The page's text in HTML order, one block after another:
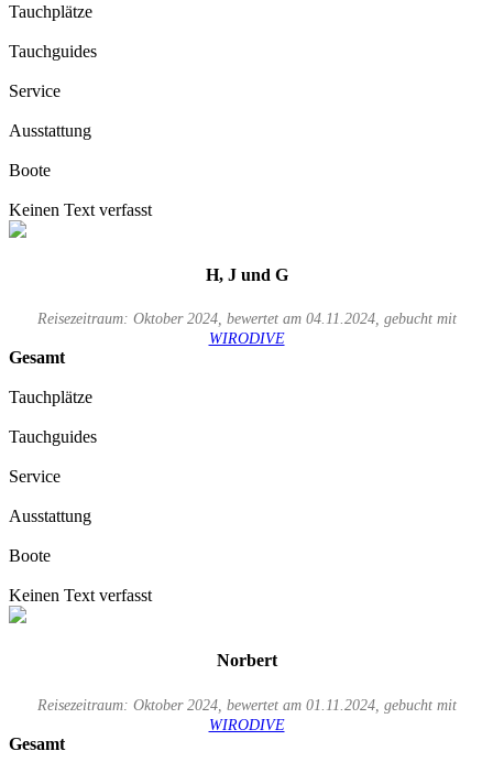
Tauchplätze
Tauchguides
Service
Ausstattung
Boote
Keinen Text verfasst
H, J und G
Reisezeitraum: Oktober 2024, bewertet am 04.11.2024, gebucht mit
WIRODIVE
Gesamt
Tauchplätze
Tauchguides
Service
Ausstattung
Boote
Keinen Text verfasst
Norbert
Reisezeitraum: Oktober 2024, bewertet am 01.11.2024, gebucht mit
WIRODIVE
Gesamt